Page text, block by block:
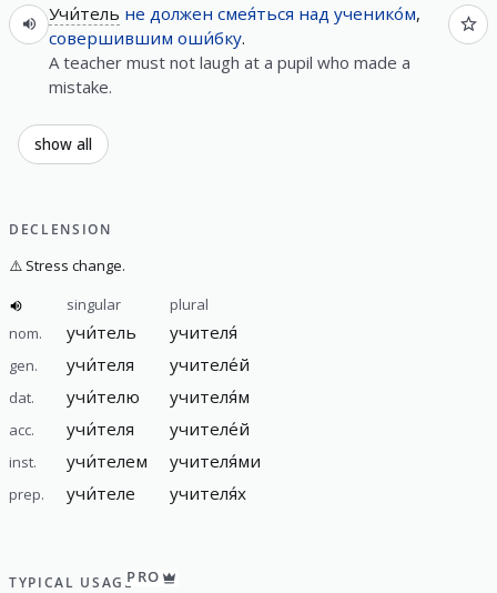
Учи́тель не должен смея́ться над ученико́м,
совершившим оши́бку.
A teacher must not laugh at a pupil who made a
mistake.
show all
DECLENSION
⚠️ Stress change.
singular
plural
nom.
учи́тель учителя́
gen. учи́теля учителе́й
dat. учи́телю учителя́м
acc. учи́теля учителе́й
inst. учи́телем учителя́ми
prep. учи́теле учителя́х
TYPICAL USAGEPRO